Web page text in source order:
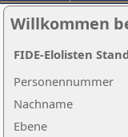
Willkommen
Nachname
Ebene
Personennummer
FIDE-Elolisten Stand